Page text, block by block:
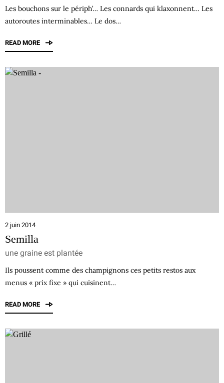
Les bouchons sur le périph’… Les connards qui klaxonnent… Les
autoroutes interminables… Le dos…
READ MORE
2 juin 2014
Semilla
une graine est plantée
Ils poussent comme des champignons ces petits restos aux
menus « prix fixe » qui cuisinent…
READ MORE